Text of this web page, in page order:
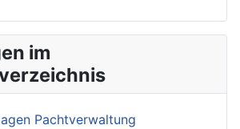
im
Pachtverwaltung